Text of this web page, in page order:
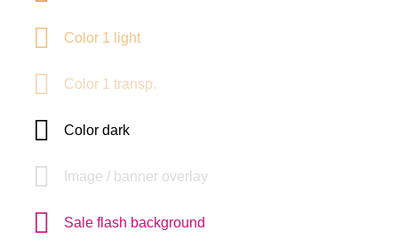
Color 1 light
Color 1 transp.
Color dark
Image / banner overlay
Sale flash background